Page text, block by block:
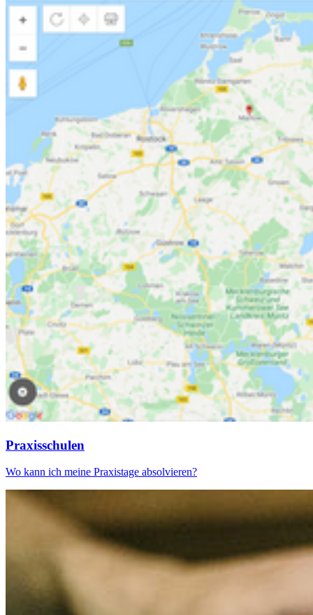
Praxisschulen
Wo kann ich meine Praxistage absolvieren?